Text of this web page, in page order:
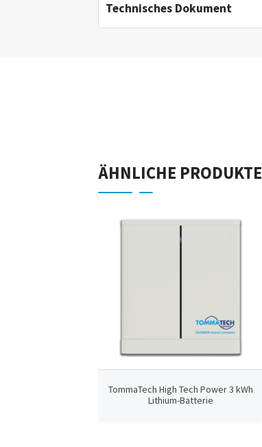
Technisches Dokument
ÄHNLICHE PRODUKTE
TommaTech High Tech Power 3 kWh
Lithium-Batterie